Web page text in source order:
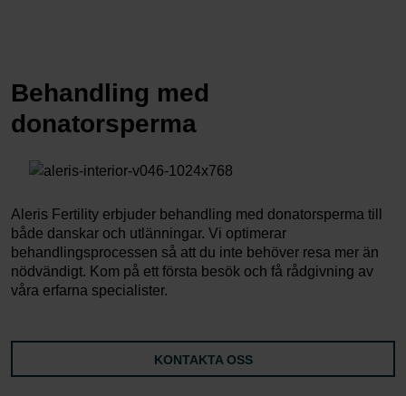
Behandling med
donatorsperma
Aleris Fertility erbjuder behandling med donatorsperma till
både danskar och utlänningar. Vi optimerar
behandlingsprocessen så att du inte behöver resa mer än
nödvändigt. Kom på ett första besök och få rådgivning av
våra erfarna specialister.
KONTAKTA OSS